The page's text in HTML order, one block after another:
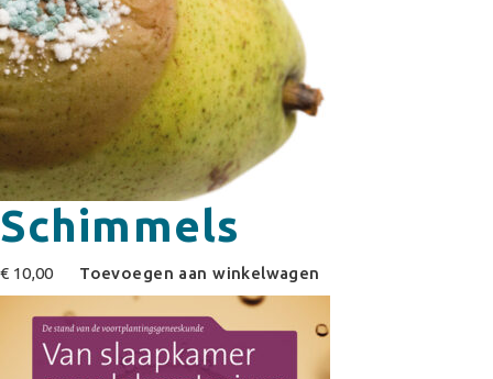
Schimmels
€ 10,00 Toevoegen aan winkelwagen